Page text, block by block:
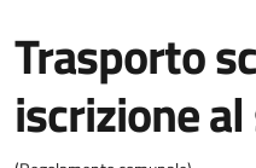
Trasporto
iscrizione